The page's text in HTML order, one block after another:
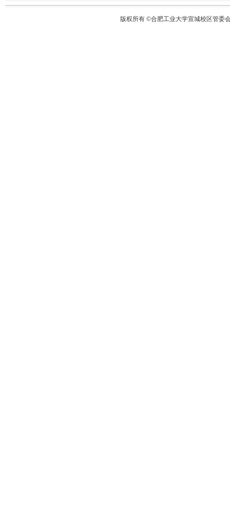
版权所有 ©合肥工业大学宣城校区管委